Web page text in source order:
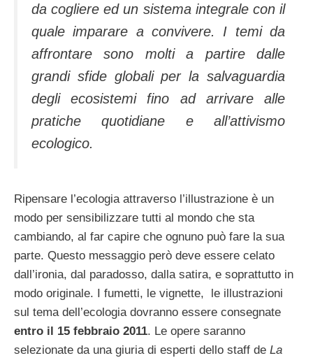
da cogliere ed un sistema integrale con il
quale imparare a convivere. I temi da
affrontare sono molti a partire dalle
grandi sfide globali per la salvaguardia
degli ecosistemi fino ad arrivare alle
pratiche quotidiane e all’attivismo
ecologico.
Ripensare l’ecologia attraverso l’illustrazione è un
modo per sensibilizzare tutti al mondo che sta
cambiando, al far capire che ognuno può fare la sua
parte. Questo messaggio però deve essere celato
dall’ironia, dal paradosso, dalla satira, e soprattutto in
modo originale. I fumetti, le vignette, le illustrazioni
sul tema dell’ecologia dovranno essere consegnate
entro il 15 febbraio 2011. Le opere saranno
selezionate da una giuria di esperti dello staff de La